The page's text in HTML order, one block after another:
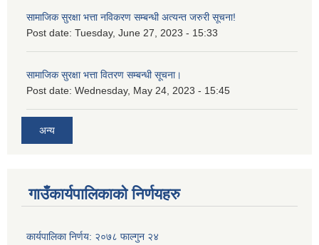
सामाजिक सुरक्षा भत्ता नविकरण सम्बन्धी अत्यन्त जरुरी सूचना!
Post date: Tuesday, June 27, 2023 - 15:33
सामाजिक सुरक्षा भत्ता वितरण सम्बन्धी सूचना।
Post date: Wednesday, May 24, 2023 - 15:45
अन्य
गाउँकार्यपालिकाको निर्णयहरु
कार्यपालिका निर्णय: २०७८ फाल्गुन २४